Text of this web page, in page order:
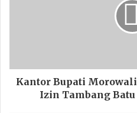
Kantor Bupati
Izin Tambang